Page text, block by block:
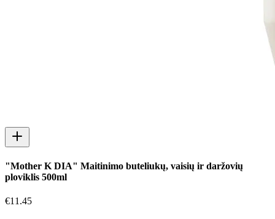
"Mother K DIA" Maitinimo buteliukų, vaisių ir daržovių
ploviklis 500ml
€11.45